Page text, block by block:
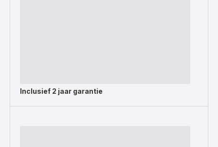
Inclusief 2 jaar garantie